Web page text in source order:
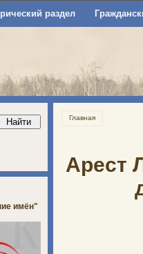
раздел
Главная
Арест
имён"